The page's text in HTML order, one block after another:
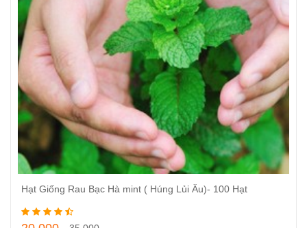
Thêm vào giỏ hàng
Hạt Giống Rau Bạc Hà mint ( Húng Lủi Âu)- 100 Hạt